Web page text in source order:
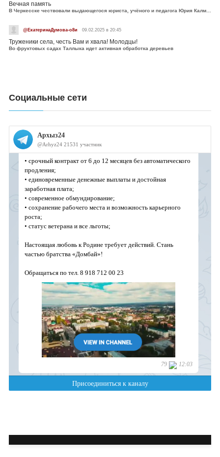
Вечная память
В Черкесске чествовали выдающегося юриста, учёного и педагога Юрия Калмыкова
@ЕкатеринаДумова-о8и 09.02.2025 в 20:45
Труженики села, честь Вам и хвала! Молодцы!
Во фруктовых садах Таллыка идет активная обработка деревьев
Социальные сети